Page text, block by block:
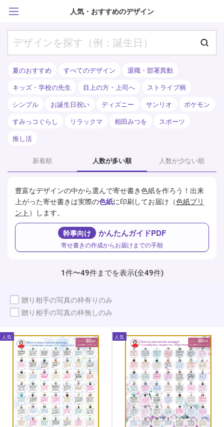
人気・おすすめのデザイン
夏のおすすめ すべてのデザイン
退職・部署異動
キッズ・学校の先生
目上の方・上司へ
ストライプ柄
シンプル
お誕生日祝い ディズニー サンリオ
ポケモン
すみっコぐらし
リラックマ 相田みつを
スポーツ
推し活
新着順 人数が多い順 人数が少ない順
豊富なデザインの中から選んで寄せ書き色紙を作ろう！ 出来
上がった寄せ書きは実際の色紙に印刷してお届け（色紙プリ
ント ）します。
幹事向け かんたんガイドPDF
寄せ書きの作成からお届けまでの手順
1件〜49件までを表示(全49件)
贈り相手の写真の枠有りのみ
贈り相手の写真の枠無しのみ
人気 人気